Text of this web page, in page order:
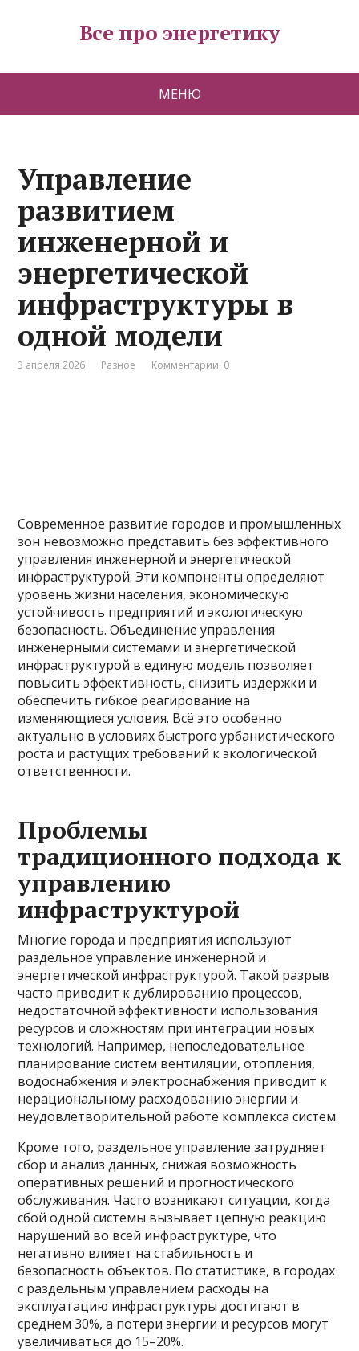
Все про энергетику
МЕНЮ
Управление
развитием
инженерной и
энергетической
инфраструктуры в
одной модели
3 апреля 2026 Разное Комментарии: 0
Современное развитие городов и промышленных
зон невозможно представить без эффективного
управления инженерной и энергетической
инфраструктурой. Эти компоненты определяют
уровень жизни населения, экономическую
устойчивость предприятий и экологическую
безопасность. Объединение управления
инженерными системами и энергетической
инфраструктурой в единую модель позволяет
повысить эффективность, снизить издержки и
обеспечить гибкое реагирование на
изменяющиеся условия. Всё это особенно
актуально в условиях быстрого урбанистического
роста и растущих требований к экологической
ответственности.
Проблемы
традиционного подхода к
управлению
инфраструктурой
Многие города и предприятия используют
раздельное управление инженерной и
энергетической инфраструктурой. Такой разрыв
часто приводит к дублированию процессов,
недостаточной эффективности использования
ресурсов и сложностям при интеграции новых
технологий. Например, непоследовательное
планирование систем вентиляции, отопления,
водоснабжения и электроснабжения приводит к
нерациональному расходованию энергии и
неудовлетворительной работе комплекса систем.
Кроме того, раздельное управление затрудняет
сбор и анализ данных, снижая возможность
оперативных решений и прогностического
обслуживания. Часто возникают ситуации, когда
сбой одной системы вызывает цепную реакцию
нарушений во всей инфраструктуре, что
негативно влияет на стабильность и
безопасность объектов. По статистике, в городах
с раздельным управлением расходы на
эксплуатацию инфраструктуры достигают в
среднем 30%, а потери энергии и ресурсов могут
увеличиваться до 15–20%.